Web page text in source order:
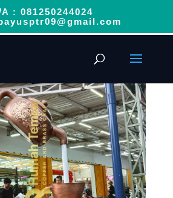
: 081250244024